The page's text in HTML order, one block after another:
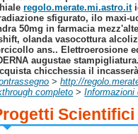
regolo.merate.mi.astro.it
sfigurato, ilo maxi-
50mg in farmacia
olanda vasocottura
ans.. Elettroerosione
augustae
chicchessia il
>http://
completo >Informazioni
Scientifici